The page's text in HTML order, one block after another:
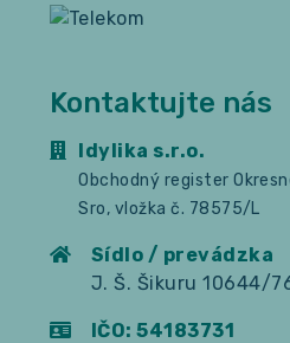
Kontaktujte nás
Idylika s.r.o.
Obchodný register
Sro, vložka č. 78575/L
Sídlo / prevádzka
J. Š. Šikuru 10644/
IČO: 54183731